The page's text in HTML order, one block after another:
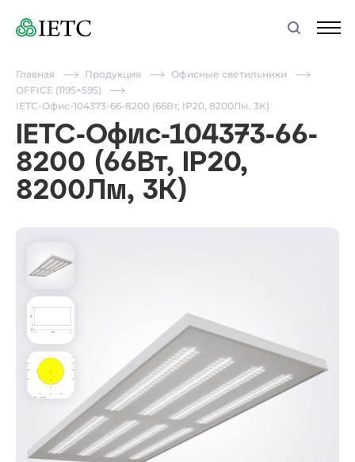
Главная Продукция
Офисные светильники
OFFICE (1195×595)
IETC-Офис-104373-66-8200 (66Вт, IP20, 8200Лм, 3К)
IETC-Офис-104373-66-
8200 (66Вт, IP20,
8200Лм, 3К)